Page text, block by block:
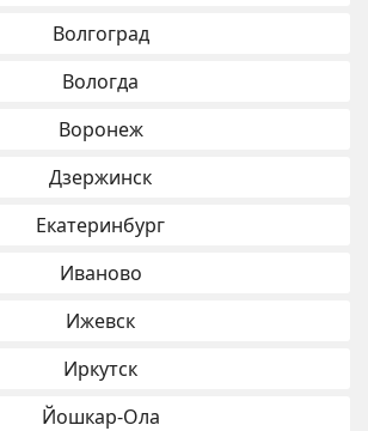
Волгоград
Вологда
Воронеж
Дзержинск
Екатеринбург
Иваново
Ижевск
Иркутск
Йошкар-Ола